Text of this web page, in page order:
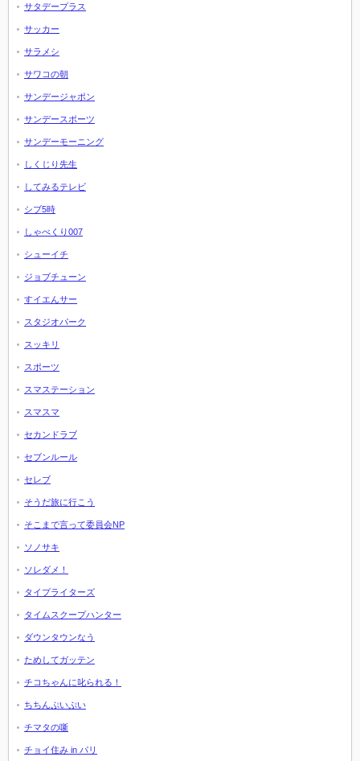
サタデープラス
サッカー
サラメシ
サワコの朝
サンデージャポン
サンデースポーツ
サンデーモーニング
しくじり先生
してみるテレビ
シブ5時
しゃべくり007
シューイチ
ジョブチューン
すイエんサー
スタジオパーク
スッキリ
スポーツ
スマステーション
スマスマ
セカンドラブ
セブンルール
セレブ
そうだ旅に行こう
そこまで言って委員会NP
ソノサキ
ソレダメ！
タイプライターズ
タイムスクープハンター
ダウンタウンなう
ためしてガッテン
チコちゃんに叱られる！
ちちんぷいぷい
チマタの噺
チョイ住み in パリ